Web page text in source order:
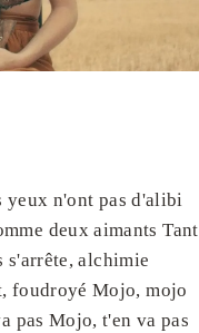
yeux n'ont pas d'alibi
deux aimants Tant
s'arrête, alchimie
foudroyé Mojo, mojo
pas Mojo, t'en va pas